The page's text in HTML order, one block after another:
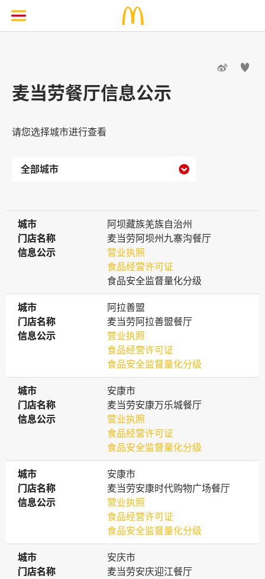
 
麦当劳餐厅信息公示
请您选择城市进行查看

城市
城市
阿坝藏族羌族自治州
门店名称
门店名称
麦当劳阿坝州九寨沟餐厅
信息公示
信息公示
营业执照
食品经营许可证
食品安全监督量化分级
城市
城市
阿拉善盟
门店名称
门店名称
麦当劳阿拉善盟餐厅
信息公示
信息公示
营业执照
食品经营许可证
食品安全监督量化分级
城市
城市
安康市
门店名称
门店名称
麦当劳安康万乐城餐厅
信息公示
信息公示
营业执照
食品经营许可证
食品安全监督量化分级
城市
城市
安康市
门店名称
门店名称
麦当劳安康时代购物广场餐厅
信息公示
信息公示
营业执照
食品经营许可证
食品安全监督量化分级
城市
城市
安庆市
门店名称
门店名称
麦当劳安庆迎江餐厅